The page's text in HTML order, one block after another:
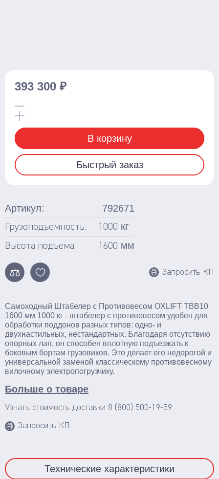
Артикул: 792671
Грузоподъемность: 1000 кг
Высота подъема: 1600 мм
Запросить КП
Самоходный Штабелер с Противовесом OXLIFT TBB10
1600 мм 1000 кг - штабелер с противовесом удобен для
обработки поддонов разных типов: одно- и
двухнастильных, нестандартных. Благодаря отсутствию
опорных лап, он способен вплотную подъезжать к
боковым бортам грузовиков. Это делает его недорогой и
универсальной заменой классическому противовесному
вилочному электропогрузчику.
Больше о товаре
393 300 ₽
В корзину
Быстрый заказ
Узнать стоимость доставки 8 (800) 500-19-59
Запросить КП
Технические характеристики
С весами
С различной длиной и шириной вил
Для агрессивных сред
Для бочек
Ножничные
Стационарные
Поломоечные машины
Толкаемого типа
Грузоподъемное оборудование
Тали ручные
Тельферы
Смотреть весь каталог